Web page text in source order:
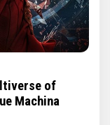
of
Machina